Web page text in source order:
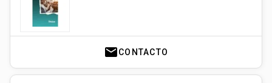
mailCONTACTO